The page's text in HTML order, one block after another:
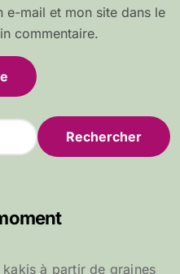
e-mail et mon site dans le
commentaire.
à partir de graines